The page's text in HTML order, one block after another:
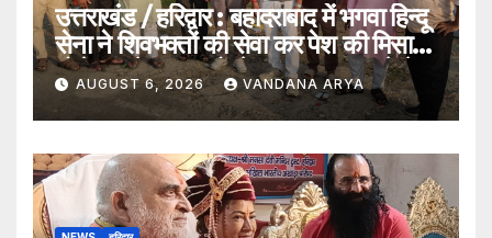
उत्तराखंड / हरिद्वार : बहादराबाद में भगवा हिन्दू
सेना ने शिवभक्तों की सेवा कर पेश की मिसाल,
भोलेनाथ के जयकारों से गूंजा वातावरण_देखे
विडिओ !!
AUGUST 6, 2026 VANDANA ARYA